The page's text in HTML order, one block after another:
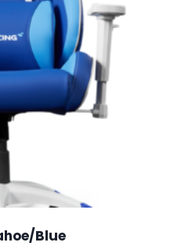
Blue